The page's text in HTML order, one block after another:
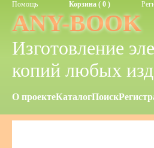
Помощь Корзина ( 0 )
ANY-BOOK
Изготовление
копий любых
О проектеКаталогПоиск